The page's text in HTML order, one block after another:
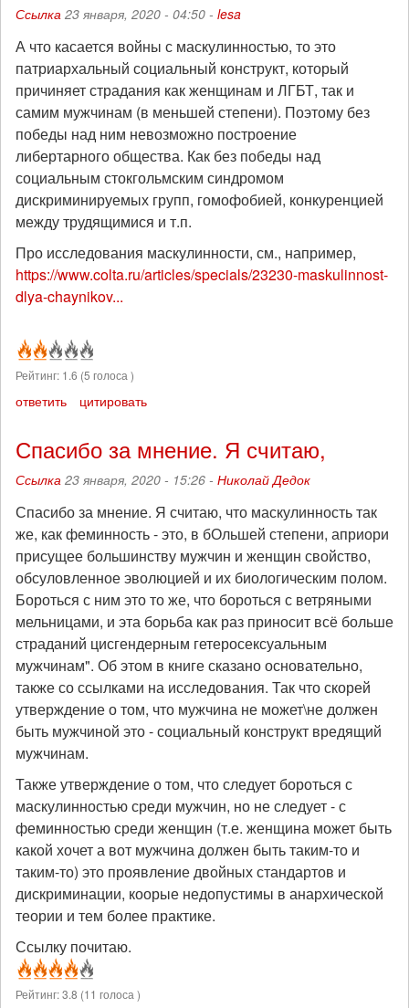
Ссылка 23 января, 2020 - 04:50 - lesa
А что касается войны с маскулинностью, то это
патриархальный социальный конструкт, который
причиняет страдания как женщинам и ЛГБТ, так и
самим мужчинам (в меньшей степени). Поэтому без
победы над ним невозможно построение
либертарного общества. Как без победы над
социальным стокгольмским синдромом
дискриминируемых групп, гомофобией, конкуренцией
между трудящимися и т.п.
Про исследования маскулинности, см., например,
https://www.colta.ru/articles/specials/23230-maskulinnost-
dlya-chaynikov...
Рейтинг: 1.6 (5 голоса )
ответить цитировать
Спасибо за мнение. Я считаю,
Ссылка 23 января, 2020 - 15:26 - Николай Дедок
Спасибо за мнение. Я считаю, что маскулинность так
же, как феминность - это, в бОльшей степени, априори
присущее большинству мужчин и женщин свойство,
обсуловленное эволюцией и их биологическим полом.
Бороться с ним это то же, что бороться с ветряными
мельницами, и эта борьба как раз приносит всё больше
страданий цисгендерным гетеросексуальным
мужчинам". Об этом в книге сказано основательно,
также со ссылками на исследования. Так что скорей
утверждение о том, что мужчина не может\не должен
быть мужчиной это - социальный конструкт вредящий
мужчинам.
Также утверждение о том, что следует бороться с
маскулинностью среди мужчин, но не следует - с
феминностью среди женщин (т.е. женщина может быть
какой хочет а вот мужчина должен быть таким-то и
таким-то) это проявление двойных стандартов и
дискриминации, коорые недопустимы в анархической
теории и тем более практике.
Ссылку почитаю.
Рейтинг:3.8 (11 голоса )